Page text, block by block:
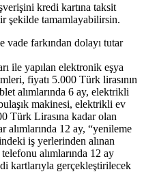
kredi kartına taksit
şekilde tamamlayabilirsin.
vade farkından dolayı tutar
ile yapılan elektronik eşya
fiyatı 5.000 Türk lirasının
alımlarında 6 ay, elektrikli
makinesi, elektrikli ev
Türk Lirasına kadar olan
alımlarında 12 ay, “yenileme
iş yerlerinden alınan
alımlarında 12 ay
kartlarıyla gerçekleştirilecek